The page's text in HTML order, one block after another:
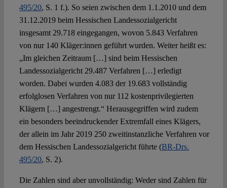
495/20, S. 1 f.). So seien zwischen dem 1.1.2010 und dem
31.12.2019 beim Hessischen Landessozialgericht
insgesamt 29.718 eingegangen, wovon 5.843 Verfahren
von nur 140 Kläger:innen geführt wurden. Weiter heißt es:
„Im gleichen Zeitraum […] sind beim Hessischen
Landessozialgericht 29.487 Verfahren […] erledigt
worden. Dabei wurden 4.083 der 19.683 vollständig
erfolglosen Verfahren von nur 112 kostenprivilegierten
Klägern […] angestrengt.“ Herausgegriffen wird zudem
ein besonders beeindruckender Extremfall eines Klägers,
der allein im Jahr 2019 250 zweitinstanzliche Verfahren vor
dem Hessischen Landessozialgericht führte (BR-Drs.
495/20, S. 2).
Die Zahlen sind aber unvollständig: Weder sind Zahlen für